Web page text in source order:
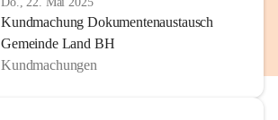
Kundmachung Dokumentenaustausch
Gemeinde Land BH
Kundmachungen